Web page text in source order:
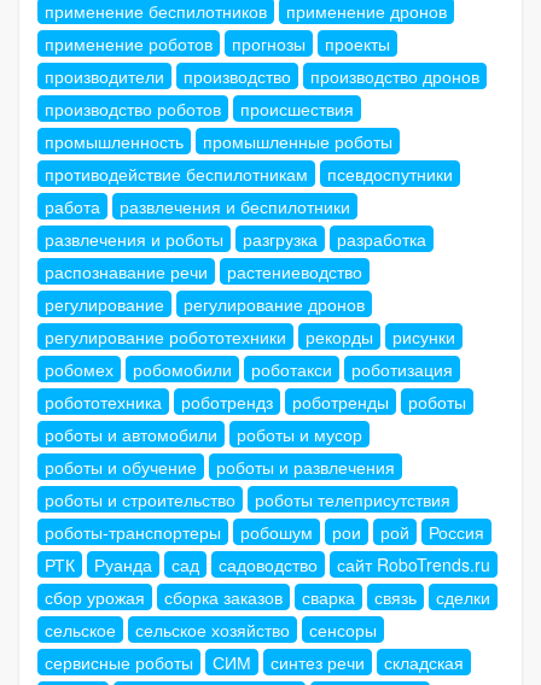
применение беспилотников
применение дронов
применение роботов
прогнозы
проекты
производители
производство
производство дронов
производство роботов
происшествия
промышленность
промышленные роботы
противодействие беспилотникам
псевдоспутники
работа
развлечения и беспилотники
развлечения и роботы
разгрузка
разработка
распознавание речи
растениеводство
регулирование
регулирование дронов
регулирование робототехники
рекорды
рисунки
робомех
робомобили роботакси
роботизация
робототехника
роботрендз роботренды
роботы
роботы и автомобили
роботы и мусор
роботы и обучение
роботы и развлечения
роботы и строительство
роботы телеприсутствия
роботы-транспортеры
робошум рои рой
Россия
РТК
Руанда сад садоводство
сайт RoboTrends.ru
сбор урожая
сборка заказов сварка связь
сделки
сельское
сельское хозяйство
сенсоры
сервисные роботы
СИМ синтез речи
складская